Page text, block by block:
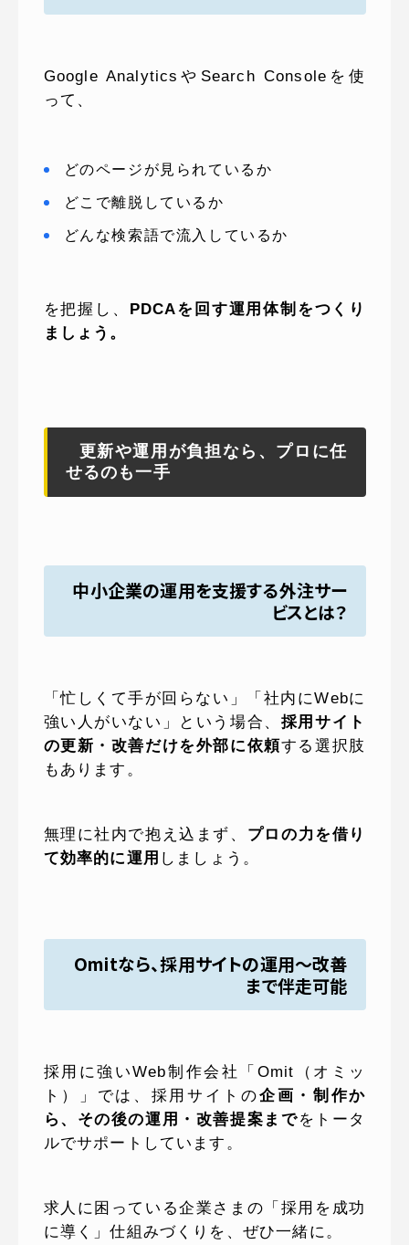
Google AnalyticsやSearch Consoleを使
って、
どのページが見られているか
どこで離脱しているか
どんな検索語で流入しているか
を把握し、 PDCAを回す運用体制をつくり
ましょう。
更新や運用が負担なら、プロに任
せるのも一手
中小企業の運用を支援する外注サー
ビスとは？
「忙しくて手が回らない」「社内にWebに
強い人がいない」という場合、 採用サイト
の更新・改善だけを外部に依頼する選択肢
もあります。
無理に社内で抱え込まず、 プロの力を借り
て効率的に運用 しましょう。
Omitなら、採用サイトの運用〜改善
まで伴走可能
採用に強いWeb制作会社「Omit（オミッ
ト）」では、採用サイトの企画・制作か
ら、その後の運用・改善提案までをトータ
ルでサポートしています。
求人に困っている企業さまの「採用を成功
に導く」仕組みづくりを、ぜひ一緒に。